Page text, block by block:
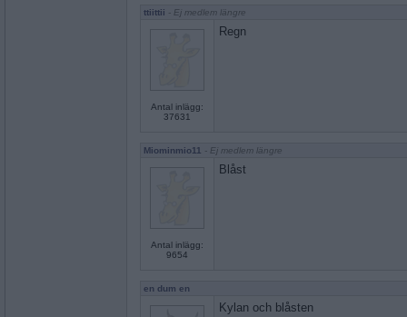
ttiittii - Ej medlem längre
Antal inlägg:
37631
Regn
Miominmio11 - Ej medlem längre
Antal inlägg:
9654
Blåst
en dum en
Kylan och blåsten